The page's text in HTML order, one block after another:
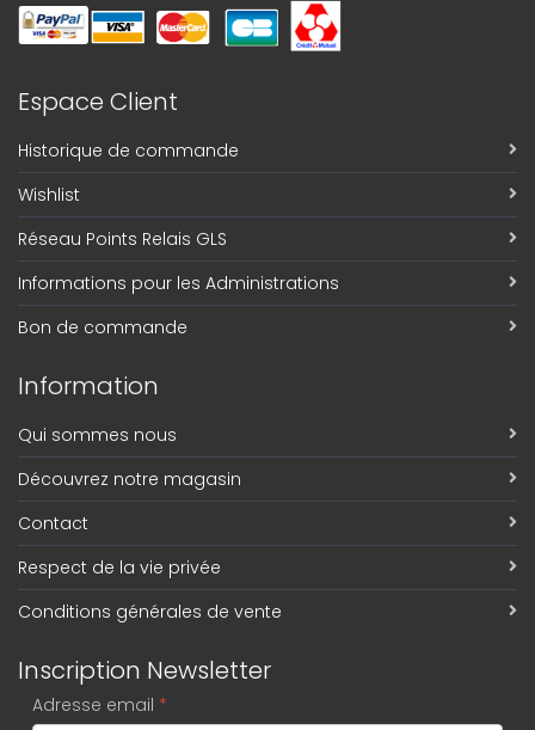
Espace Client
Historique de commande
Wishlist
Réseau Points Relais GLS
Informations pour les Administrations
Bon de commande
Information
Qui sommes nous
Découvrez notre magasin
Contact
Respect de la vie privée
Conditions générales de vente
Inscription Newsletter
Adresse email *